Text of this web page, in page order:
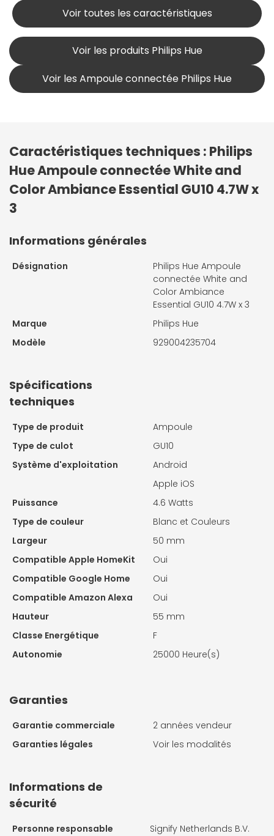
Voir toutes les caractéristiques
Voir les produits Philips Hue
Voir les Ampoule connectée Philips Hue
Caractéristiques techniques : Philips
Hue Ampoule connectée White and
Color Ambiance Essential GU10 4.7W x
3
Informations générales
Désignation
Philips Hue Ampoule
connectée White and
Color Ambiance
Essential GU10 4.7W x 3
Marque
Philips Hue
Modèle
929004235704
Spécifications
techniques
Type de produit
Ampoule
Type de culot
GU10
Système d'exploitation
Android
Apple iOS
Puissance
4.6 Watts
Type de couleur
Blanc et Couleurs
Largeur
50 mm
Compatible Apple HomeKit
Oui
Compatible Google Home
Oui
Compatible Amazon Alexa
Oui
Hauteur
55 mm
Classe Energétique
F
Autonomie
25000 Heure(s)
Garanties
Garantie commerciale
2 années vendeur
Garanties légales
Voir les modalités
Informations de
sécurité
Personne responsable
Signify Netherlands B.V.